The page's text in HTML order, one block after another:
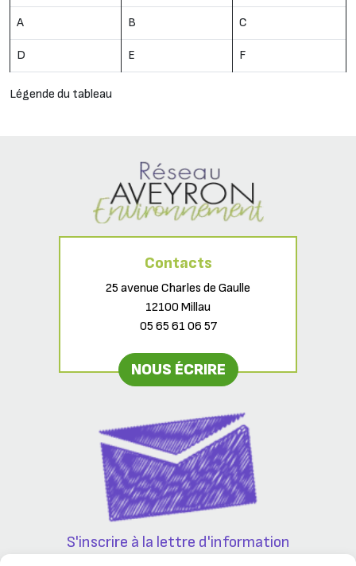
A B C
D E F
Légende du tableau
Contacts
25 avenue Charles de Gaulle
12100 Millau
05 65 61 06 57
NOUS ÉCRIRE
S'inscrire à la lettre d'information